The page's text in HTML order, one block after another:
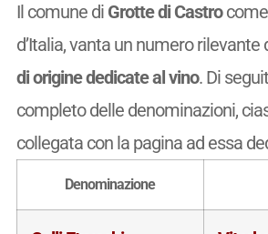
Il comune di Grotte di Castro
d’Italia, vanta un numero rilevante
di origine dedicate al vino. Di
completo delle denominazioni,
collegata con la pagina ad essa
Denominazione